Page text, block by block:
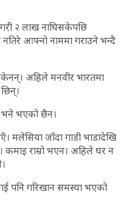
२ लाख नाघिसकेपछि
आफ्नो नाममा गराउने भन्दै
अहिले मनवीर भारतमा
भने भएको छैन।
मलेसिया जाँदा गाडी भाडादेखि
राम्रो भएन। अहिले घर न
गरिखान समस्या भएको